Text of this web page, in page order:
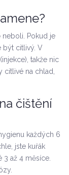
neboli. Pokud je
být citlivý. V
takže nic
citlivé na chlad,
čištění
každých 6
jste kuřák
3 až 4 měsíce.